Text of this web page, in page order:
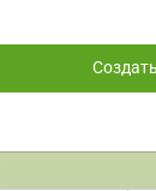
Создать